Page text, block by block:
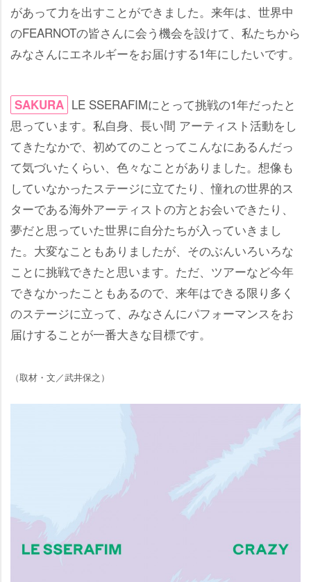
があって力を出すことができました。来年は、世界中
のFEARNOTの皆さんに会う機会を設けて、私たちから
みなさんにエネルギーをお届けする1年にしたいです。
SAKURA LE SSERAFIMにとって挑戦の1年だったと
思っています。私自身、長い間 アーティスト活動をし
てきたなかで、初めてのことってこんなにあるんだっ
て気づいたくらい、色々なことがありました。想像も
していなかったステージに立てたり、憧れの世界的ス
ターである海外アーティストの方とお会いできたり、
夢だと思っていた世界に自分たちが入っていきまし
た。大変なこともありましたが、そのぶんいろいろな
ことに挑戦できたと思います。ただ、ツアーなど今年
できなかったこともあるので、来年はできる限り多く
のステージに立って、みなさんにパフォーマンスをお
届けすることが一番大きな目標です。
（取材・文／武井保之）